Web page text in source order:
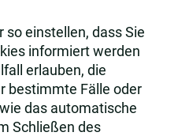
so einstellen, dass Sie
informiert werden
erlauben, die
bestimmte Fälle oder
das automatische
Schließen des